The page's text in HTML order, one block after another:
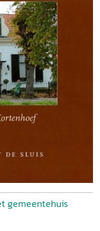
gemeentehuis